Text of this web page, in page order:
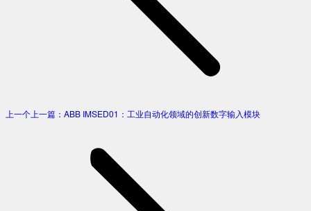
上一个 上一篇： ABB IMSED01：工业自动化领域的创新数字输入模块